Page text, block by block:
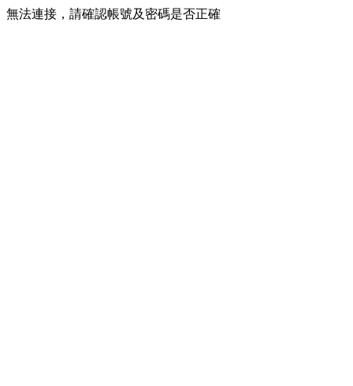
無法連接，請確認帳號及密碼是否正確